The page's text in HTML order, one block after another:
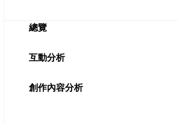
總覽
互動分析
創作內容分析